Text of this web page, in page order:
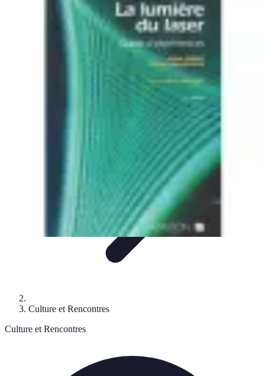
Expériences Voyages
Expériences de VoyageAstuces de
Activités de Voyage
Expériences Voyages
Culture et Rencontres
Culture et Rencontres